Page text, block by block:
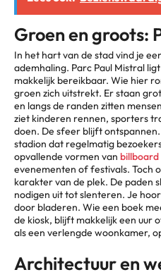
Groen en groots:
In het hart van de stad vind je
ademhaling. Parc Paul Mistral
makkelijk bereikbaar. Wie hier
groen zich uitstrekt. Er staan
en langs de randen zitten
ziet kinderen rennen, sporters
doen. De sfeer blijft
stadion dat regelmatig
opvallende vormen van billboard
evenementen of festivals. Toch
karakter van de plek. De paden
nodigen uit tot slenteren. Je
door bladeren. Wie een boek
de kiosk, blijft makkelijk een uur
als een verlengde woonkamer,
Architectuur en